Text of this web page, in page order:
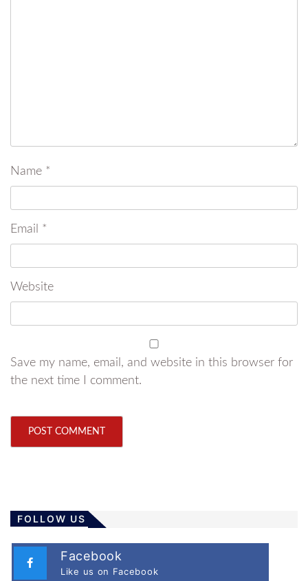
Name *
Email *
Website
Save my name, email, and website in this browser for
the next time I comment.
FOLLOW US
Facebook
Like us on Facebook